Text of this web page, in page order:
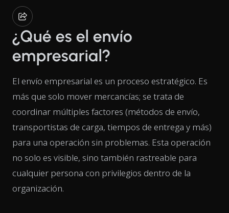
¿Qué es el envío
empresarial?
El envío empresarial es un proceso estratégico. Es
más que solo mover mercancías; se trata de
coordinar múltiples factores (métodos de envío,
transportistas de carga, tiempos de entrega y más)
para una operación sin problemas. Esta operación
no solo es visible, sino también rastreable para
cualquier persona con privilegios dentro de la
organización.